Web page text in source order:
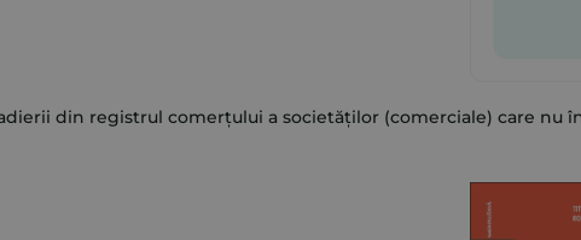
din registrul comerțului a societăților (comerciale) care nu